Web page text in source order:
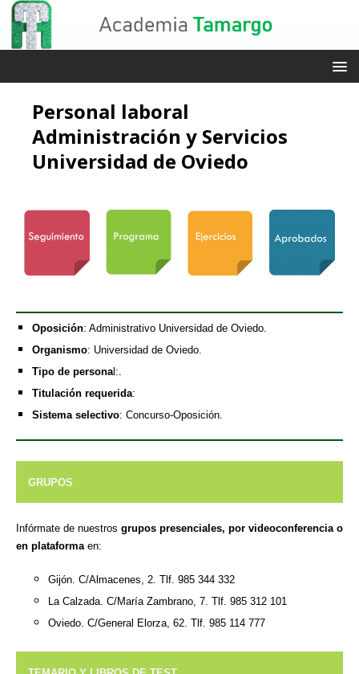
Personal laboral
Administración y Servicios
Universidad de Oviedo
Oposición: Administrativo Universidad de Oviedo.
Organismo: Universidad de Oviedo.
Tipo de personal:.
Titulación requerida:
Sistema selectivo: Concurso-Oposición.
GRUPOS
Infórmate de nuestros grupos presenciales, por videoconferencia o
en plataformaen:
Gijón. C/Almacenes, 2. Tlf. 985 344 332
La Calzada. C/María Zambrano, 7. Tlf. 985 312 101
Oviedo. C/General Elorza, 62. Tlf. 985 114 777